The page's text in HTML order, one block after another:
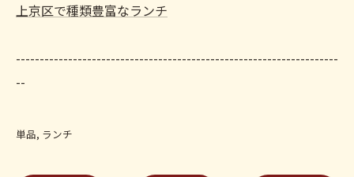
上京区で種類豊富なランチ
--------------------------------------------------------------------
--
単品 ランチ